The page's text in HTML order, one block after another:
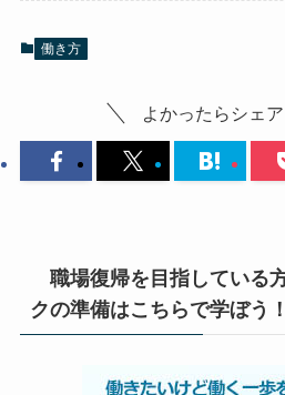
働き方
よかったらシェア
職場復帰を目指している
クの準備はこちらで学ぼう！